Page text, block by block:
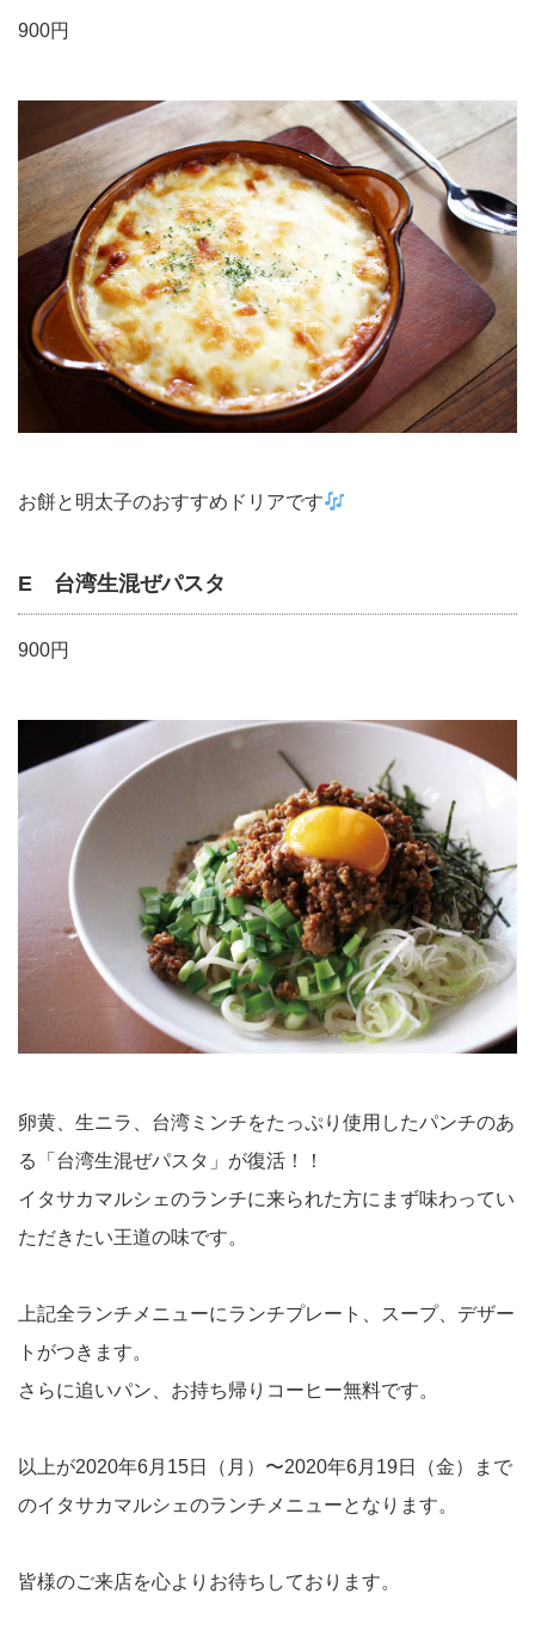
900円
お餅と明太子のおすすめドリアです
E 台湾生混ぜパスタ
900円
卵黄、生ニラ、台湾ミンチをたっぷり使用したパンチのあ
る「台湾生混ぜパスタ」が復活！！
イタサカマルシェのランチに来られた方にまず味わってい
ただきたい王道の味です。
上記全ランチメニューにランチプレート、スープ、デザー
トがつきます。
さらに追いパン、お持ち帰りコーヒー無料です。
以上が2020年6月15日（月）〜2020年6月19日（金）まで
のイタサカマルシェのランチメニューとなります。
皆様のご来店を心よりお待ちしております。